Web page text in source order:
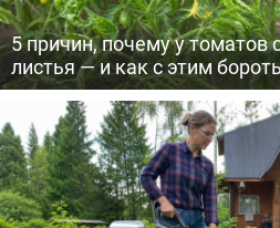
5 причин, почему у томатов
листья — и как с этим